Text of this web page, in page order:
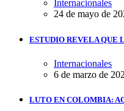
Internacionales
24 de mayo de
ESTUDIO REVELA QUE
Internacionales
6 de marzo de
LUTO EN COLOMBIA: